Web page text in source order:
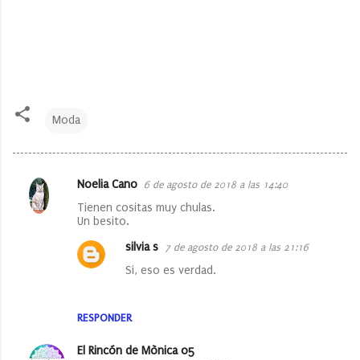
Moda
C
o
r
Noelia Cano 6 de agosto de 2018 a las 14:40
Tienen cositas muy chulas.
Un besito.
RESPONDER
silvia s 7 de agosto de 2018 a las 21:16
Si, eso es verdad.
El Rincón de Mònica 05